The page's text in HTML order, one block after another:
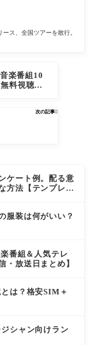
ス、全国ツアーを敢行。
楽番組10
料視聴の
次の記事
ケート例。配る意
方法【テンプレ付
服装は何がいい？
番組＆人気テレ
・放送日まとめ】
は？格安SIM＋
シャン向けラン